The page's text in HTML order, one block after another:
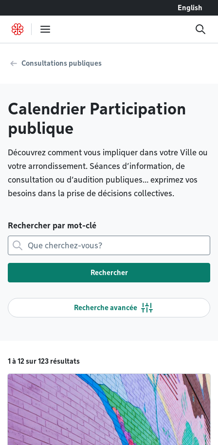
English
Consultations publiques
Calendrier Participation
publique
Découvrez comment vous impliquer dans votre Ville ou
votre arrondissement. Séances d’information, de
consultation ou d’audition publiques… exprimez vos
besoins dans la prise de décisions collectives.
Rechercher par mot-clé
Rechercher
Recherche avancée
1 à 12 sur 123 résultats